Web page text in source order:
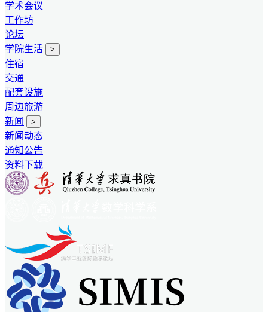
学术会议
工作坊
论坛
学院生活
>
住宿
交通
配套设施
周边旅游
新闻
>
新闻动态
通知公告
资料下载